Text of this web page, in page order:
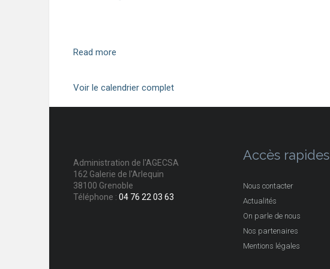
Read more
Voir le calendrier complet
Administration de l'AGECSA
162 Galerie de l'Arlequin
38100 Grenoble
Téléphone : 04 76 22 03 63
Accès rapides
Nous contacter
Actualités
On parle de nous
Nos partenaires
Mentions légales